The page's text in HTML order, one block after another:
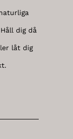
dig då
låt dig